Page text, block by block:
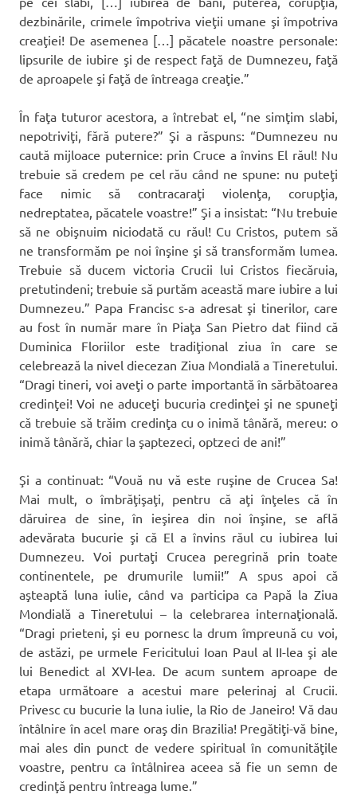
dezbinările, crimele împotriva vieţii umane şi împotriva
creaţiei! De asemenea […] păcatele noastre personale:
lipsurile de iubire şi de respect faţă de Dumnezeu, faţă
de aproapele şi faţă de întreaga creaţie.”
În faţa tuturor acestora, a întrebat el, “ne simţim slabi,
nepotriviţi, fără putere?” Şi a răspuns: “Dumnezeu nu
caută mijloace puternice: prin Cruce a învins El răul! Nu
trebuie să credem pe cel rău când ne spune: nu puteţi
face nimic să contracaraţi violenţa, corupţia,
nedreptatea, păcatele voastre!” Şi a insistat: “Nu trebuie
să ne obişnuim niciodată cu răul! Cu Cristos, putem să
ne transformăm pe noi înşine şi să transformăm lumea.
Trebuie să ducem victoria Crucii lui Cristos fiecăruia,
pretutindeni; trebuie să purtăm această mare iubire a lui
Dumnezeu.” Papa Francisc s-a adresat şi tinerilor, care
au fost în număr mare în Piaţa San Pietro dat fiind că
Duminica Floriilor este tradiţional ziua în care se
celebrează la nivel diecezan Ziua Mondială a Tineretului.
“Dragi tineri, voi aveţi o parte importantă în sărbătoarea
credinţei! Voi ne aduceţi bucuria credinţei şi ne spuneţi
că trebuie să trăim credinţa cu o inimă tânără, mereu: o
inimă tânără, chiar la şaptezeci, optzeci de ani!”
Şi a continuat: “Vouă nu vă este ruşine de Crucea Sa!
Mai mult, o îmbrăţişaţi, pentru că aţi înţeles că în
dăruirea de sine, în ieşirea din noi înşine, se află
adevărata bucurie şi că El a învins răul cu iubirea lui
Dumnezeu. Voi purtaţi Crucea peregrină prin toate
continentele, pe drumurile lumii!” A spus apoi că
aşteaptă luna iulie, când va participa ca Papă la Ziua
Mondială a Tineretului – la celebrarea internaţională.
“Dragi prieteni, şi eu pornesc la drum împreună cu voi,
de astăzi, pe urmele Fericitului Ioan Paul al II-lea şi ale
lui Benedict al XVI-lea. De acum suntem aproape de
etapa următoare a acestui mare pelerinaj al Crucii.
Privesc cu bucurie la luna iulie, la Rio de Janeiro! Vă dau
întâlnire în acel mare oraş din Brazilia! Pregătiţi-vă bine,
mai ales din punct de vedere spiritual în comunităţile
voastre, pentru ca întâlnirea aceea să fie un semn de
credinţă pentru întreaga lume.”